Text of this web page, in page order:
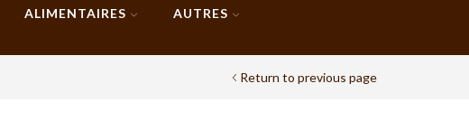
ALIMENTAIRES AUTRES
Return to previous page